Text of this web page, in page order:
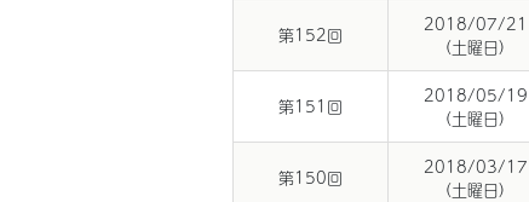
第152回
2018/07/21
(土曜日)
第151回
2018/05/19
(土曜日)
第150回
2018/03/17
(土曜日)